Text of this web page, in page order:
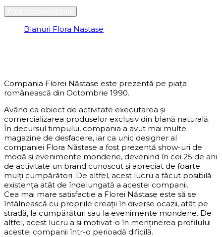
Blanuri Flora Nastase
Compania Florei Năstase este prezentă pe piața
românească din Octombrie 1990.
Având ca obiect de activitate executarea și
comercializarea produselor exclusiv din blană naturală.
În decursul timpului, compania a avut mai multe
magazine de desfacere, iar ca unic designer al
companiei Flora Năstase a fost prezentă show-uri de
modă și evenimente mondene, devenind în cei 25 de ani
de activitate un brand cunoscut și apreciat de foarte
mulți cumpărători. De altfel, acest lucru a făcut posibilă
existența atât de îndelungată a acestei companii.
Cea mai mare satisfacție a Florei Năstase este să se
întâlnească cu propriile creații în diverse ocazii, atât pe
stradă, la cumpărături sau la evenimente mondene. De
altfel, acest lucru a și motivat-o în menținerea profilului
acestei companii într-o perioadă dificilă.